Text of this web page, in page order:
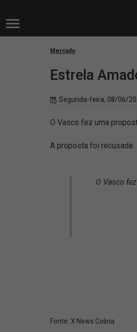
Mercado
Estrela
Segunda-feira, 08/06/
O Vasco fez uma
A proposta foi recusada.
O Vasco
Fonte: X News Colina